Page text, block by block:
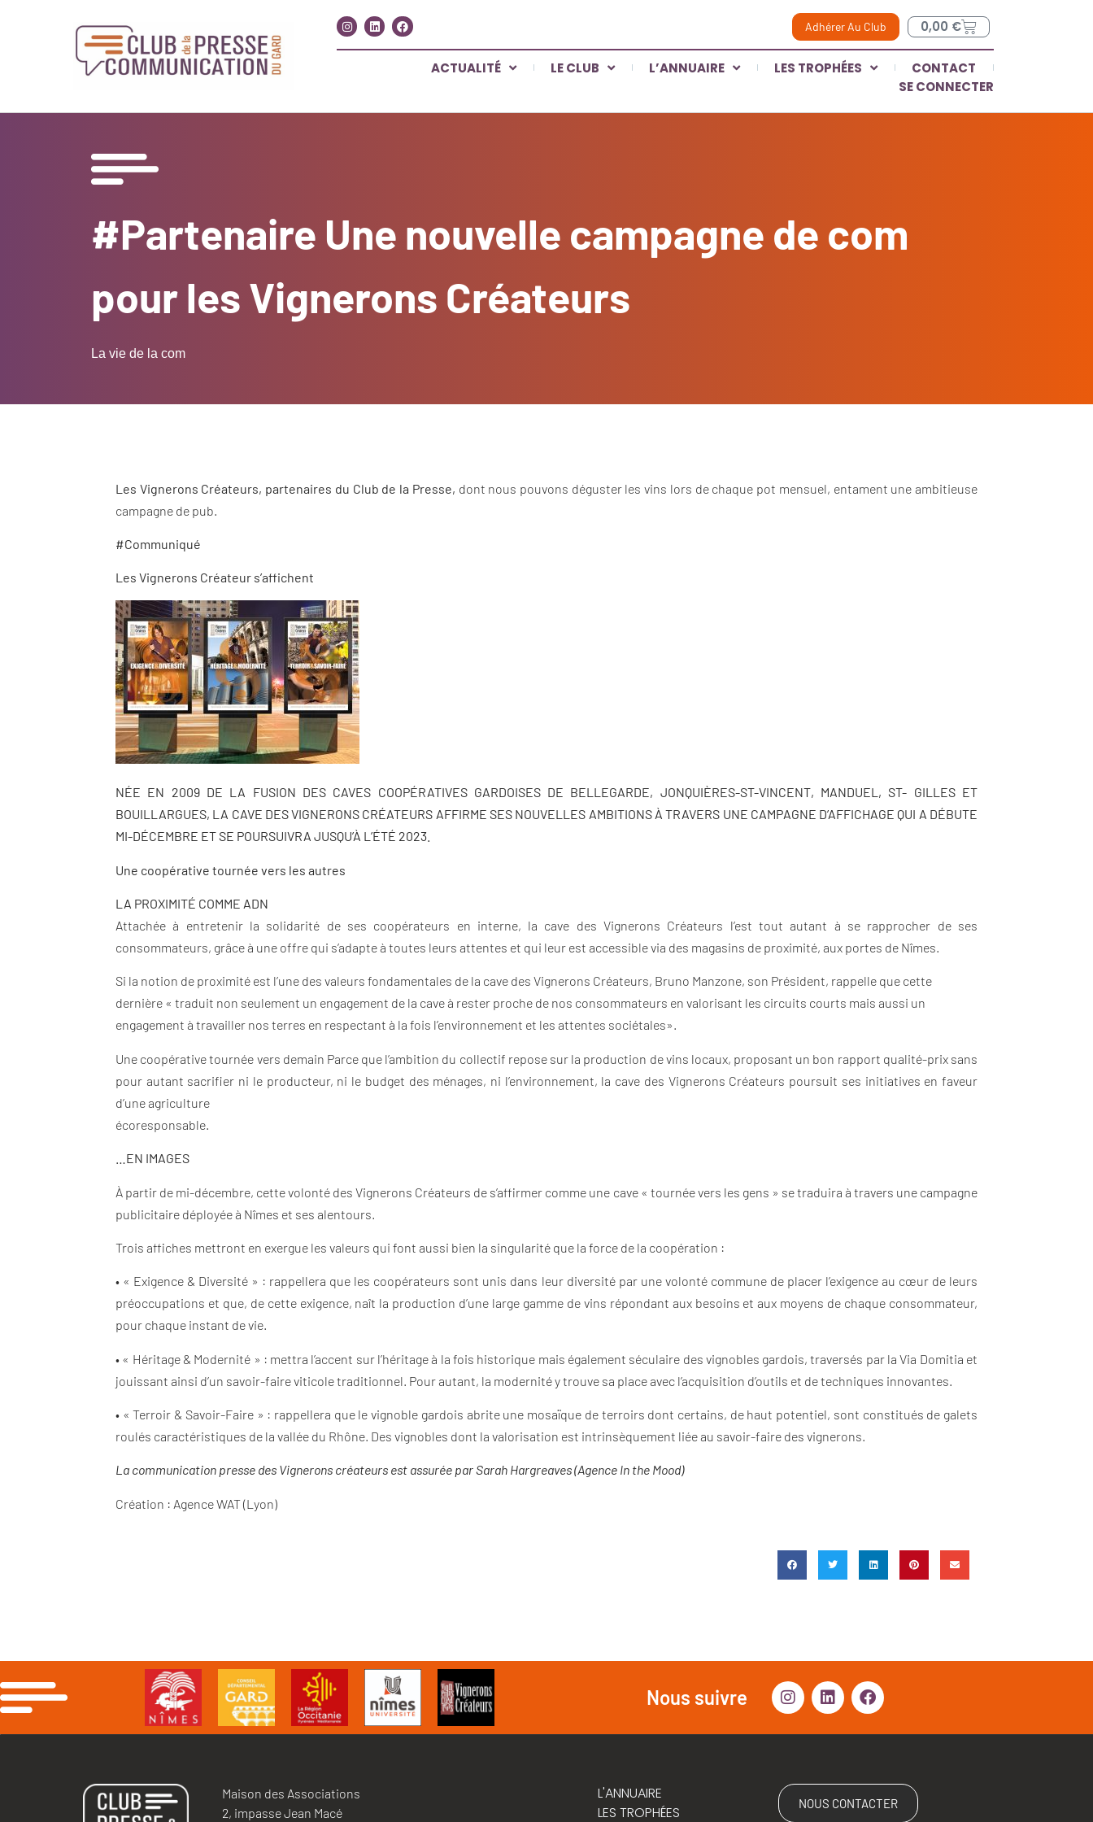
Adhérer Au Club 0,00 €
ACTUALITÉ LE CLUB L’ANNUAIRE LES TROPHÉES
CONTACT
SE CONNECTER
#Partenaire Une nouvelle campagne de com
pour les Vignerons Créateurs
La vie de la com
Les Vignerons Créateurs, partenaires du Club de la Presse, dont nous pouvons déguster les vins lors de chaque pot mensuel, entament une ambitieuse
campagne de pub.
#Communiqué
Les Vignerons Créateur s’affichent
NÉE EN 2009 DE LA FUSION DES CAVES COOPÉRATIVES GARDOISES DE BELLEGARDE, JONQUIÈRES-ST-VINCENT, MANDUEL, ST- GILLES ET
BOUILLARGUES, LA CAVE DES VIGNERONS CRÉATEURS AFFIRME SES NOUVELLES AMBITIONS À TRAVERS UNE CAMPAGNE D’AFFICHAGE QUI A DÉBUTE
MI-DÉCEMBRE ET SE POURSUIVRA JUSQU’À L’ÉTÉ 2023.
Une coopérative tournée vers les autres
LA PROXIMITÉ COMME ADN
Attachée à entretenir la solidarité de ses coopérateurs en interne, la cave des Vignerons Créateurs l’est tout autant à se rapprocher de ses
consommateurs, grâce à une offre qui s’adapte à toutes leurs attentes et qui leur est accessible via des magasins de proximité, aux portes de Nîmes.
Si la notion de proximité est l’une des valeurs fondamentales de la cave des Vignerons Créateurs, Bruno Manzone, son Président, rappelle que cette
dernière « traduit non seulement un engagement de la cave à rester proche de nos consommateurs en valorisant les circuits courts mais aussi un
engagement à travailler nos terres en respectant à la fois l’environnement et les attentes sociétales».
Une coopérative tournée vers demain Parce que l’ambition du collectif repose sur la production de vins locaux, proposant un bon rapport qualité-prix sans
pour autant sacrifier ni le producteur, ni le budget des ménages, ni l’environnement, la cave des Vignerons Créateurs poursuit ses initiatives en faveur
d’une agriculture
écoresponsable.
…EN IMAGES
À partir de mi-décembre, cette volonté des Vignerons Créateurs de s’affirmer comme une cave « tournée vers les gens » se traduira à travers une campagne
publicitaire déployée à Nîmes et ses alentours.
Trois affiches mettront en exergue les valeurs qui font aussi bien la singularité que la force de la coopération :
• « Exigence & Diversité » : rappellera que les coopérateurs sont unis dans leur diversité par une volonté commune de placer l’exigence au cœur de leurs
préoccupations et que, de cette exigence, naît la production d’une large gamme de vins répondant aux besoins et aux moyens de chaque consommateur,
pour chaque instant de vie.
• « Héritage & Modernité » : mettra l’accent sur l’héritage à la fois historique mais également séculaire des vignobles gardois, traversés par la Via Domitia et
jouissant ainsi d’un savoir-faire viticole traditionnel. Pour autant, la modernité y trouve sa place avec l’acquisition d’outils et de techniques innovantes.
• « Terroir & Savoir-Faire » : rappellera que le vignoble gardois abrite une mosaïque de terroirs dont certains, de haut potentiel, sont constitués de galets
roulés caractéristiques de la vallée du Rhône. Des vignobles dont la valorisation est intrinsèquement liée au savoir-faire des vignerons.
La communication presse des Vignerons créateurs est assurée par Sarah Hargreaves (Agence In the Mood)
Création : Agence WAT (Lyon)
Nous suivre
Maison des Associations
2, impasse Jean Macé
L'ANNUAIRE
LES TROPHÉES
NOUS CONTACTER